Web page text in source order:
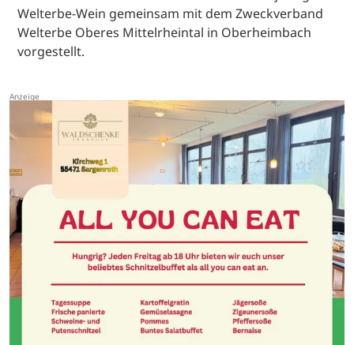
Welterbe-Wein gemeinsam mit dem Zweckverband
Welterbe Oberes Mittelrheintal in Oberheimbach
vorgestellt.